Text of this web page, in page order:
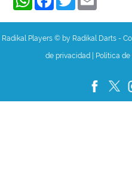
Radikal Players © by Radikal Darts -
de privacidad Política de